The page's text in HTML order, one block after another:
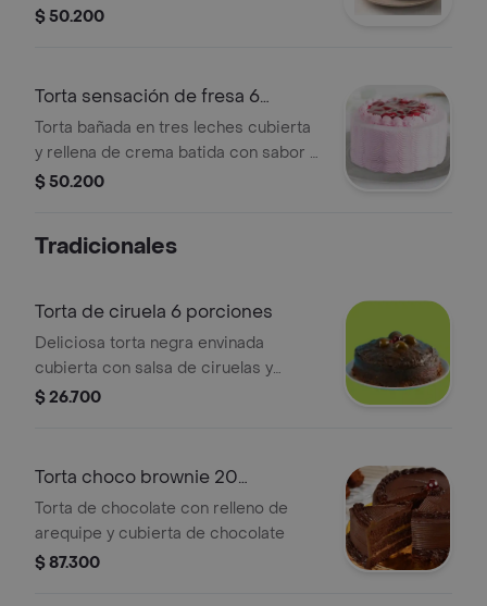
de chocolate con un toque de fresas
$ 50.200
Torta sensación de fresa 6
porciones
Torta bañada en tres leches cubierta
y rellena de crema batida con sabor a
fresa y fruta .
$ 50.200
Tradicionales
Torta de ciruela 6 porciones
Deliciosa torta negra envinada
cubierta con salsa de ciruelas y
decorada con brevas.
$ 26.700
Torta choco brownie 20
porciones
Torta de chocolate con relleno de
arequipe y cubierta de chocolate
$ 87.300